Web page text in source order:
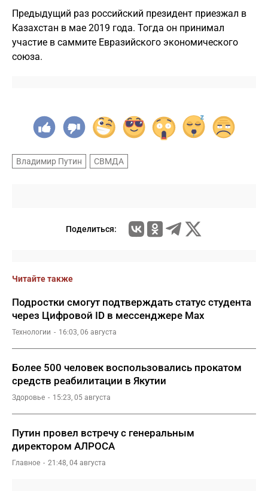
Предыдущий раз российский президент приезжал в
Казахстан в мае 2019 года. Тогда он принимал
участие в саммите Евразийского экономического
союза.
Владимир Путин СВМДА
Поделиться:
Читайте также
Подростки смогут подтверждать статус студента
через Цифровой ID в мессенджере Мах
Технологии 16:03, 06 августа
Более 500 человек воспользовались прокатом
средств реабилитации в Якутии
Здоровье 15:23, 05 августа
Путин провел встречу с генеральным
директором АЛРОСА
Главное 21:48, 04 августа